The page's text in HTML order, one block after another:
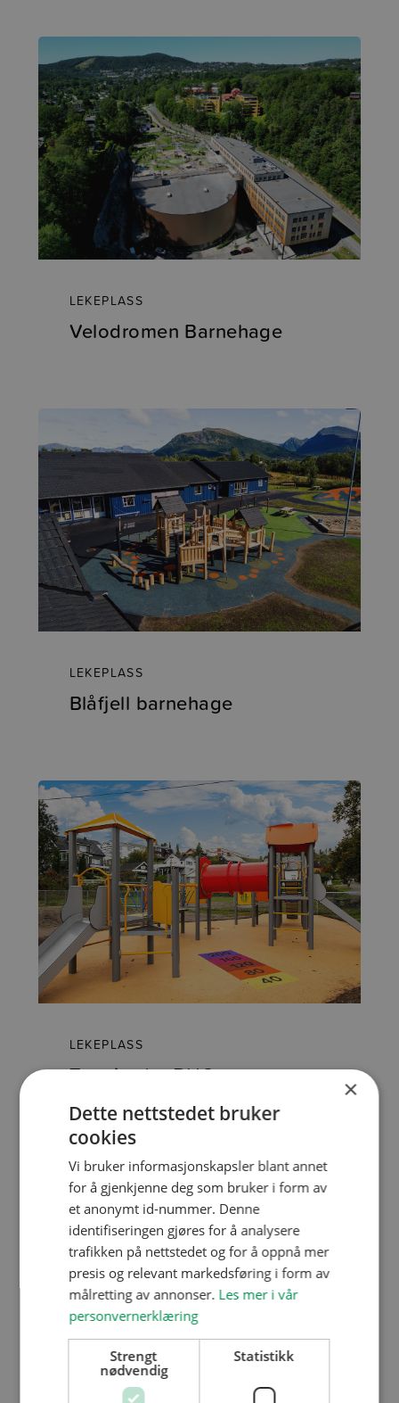
LEKEPLASS
Velodromen Barnehage
LEKEPLASS
Blåfjell barnehage
LEKEPLASS
Tongjordet BHG
×
Dette nettstedet bruker
cookies
Vi bruker informasjonskapsler blant annet
for å gjenkjenne deg som bruker i form av
et anonymt id-nummer. Denne
identifiseringen gjøres for å analysere
trafikken på nettstedet og for å oppnå mer
presis og relevant markedsføring i form av
målretting av annonser. Les mer i vår
personvernerklæring
Strengt
nødvendig
Statistikk